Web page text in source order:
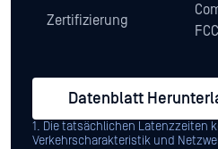
Zertifizierung
Datenblatt
1. Die tatsächlichen Latenzzeiten
Verkehrscharakteristik und